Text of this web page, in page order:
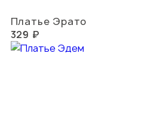
Платье Эрато
329 ₽